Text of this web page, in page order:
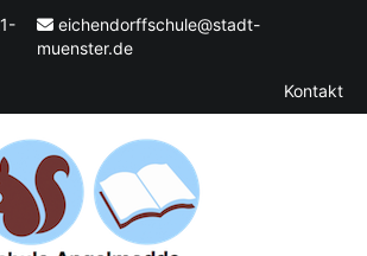
eichendorffschule@stadt-
muenster.de
Kontakt